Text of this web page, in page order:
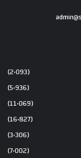
(2٬093)
(5٬936)
(11٬069)
(16٬827)
(3٬306)
(7٬002)